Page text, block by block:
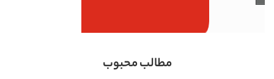
مطالب محبوب